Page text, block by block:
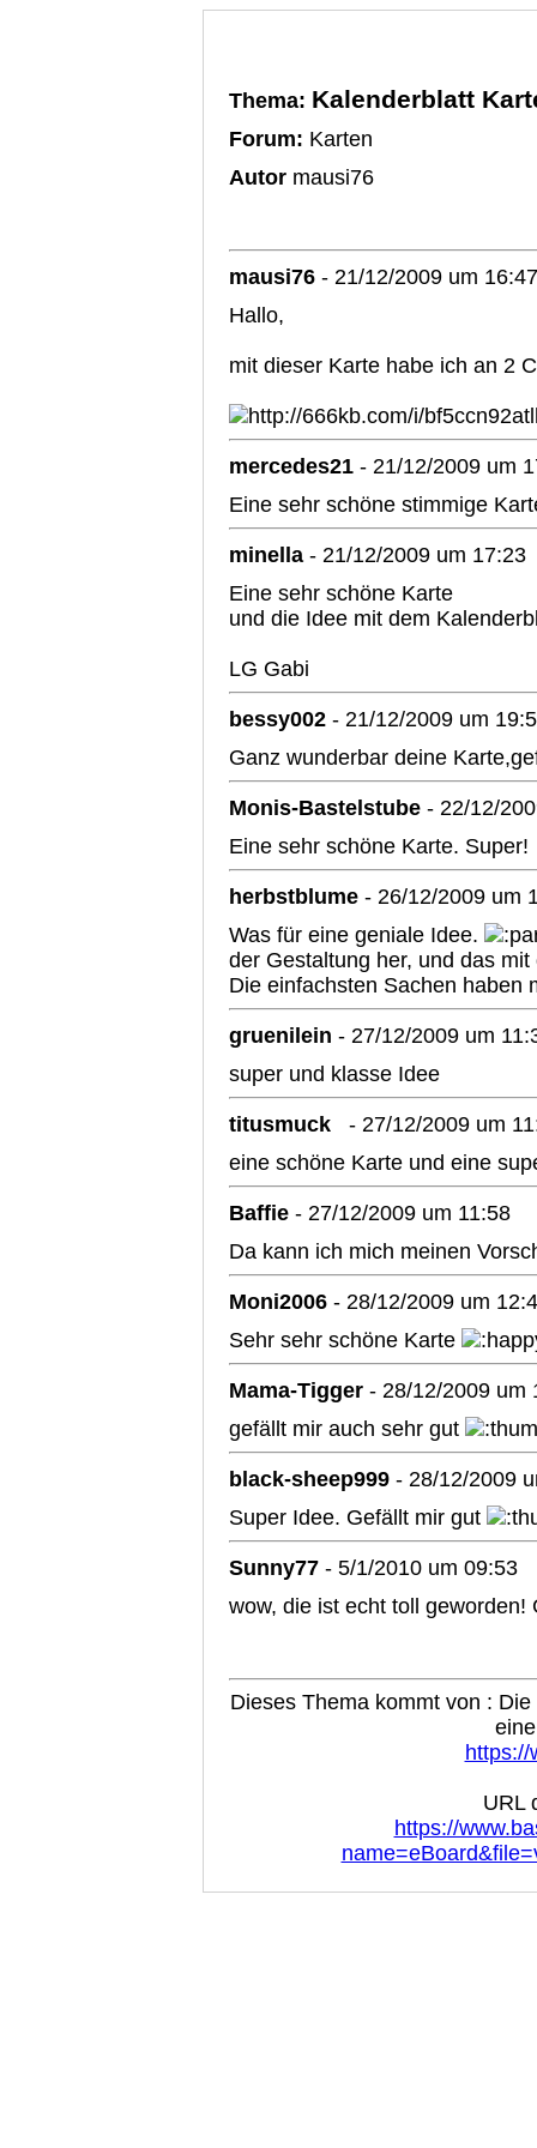
Thema: Kalenderblatt
Forum: Karten
Autor mausi76
mausi76 - 21/12/2009 um 16:47
Hallo,
mit dieser Karte habe ich an 2
mercedes21 - 21/12/2009 um
Eine sehr schöne stimmige
minella - 21/12/2009 um 17:23
Eine sehr schöne Karte
und die Idee mit dem
LG Gabi
bessy002 - 21/12/2009 um
Ganz wunderbar deine
Monis-Bastelstube - 22/12/
Eine sehr schöne Karte. Super!
herbstblume - 26/12/2009 um
Was für eine geniale Idee.
der Gestaltung her, und das
Die einfachsten Sachen haben
gruenilein - 27/12/2009 um
super und klasse Idee
titusmuck
- 27/12/2009 um
eine schöne Karte und eine
Baffie - 27/12/2009 um 11:58
Da kann ich mich meinen
Moni2006 - 28/12/2009 um
Sehr sehr schöne Karte
Mama-Tigger - 28/12/2009 um
gefällt mir auch sehr gut
black-sheep999 - 28/12/2009
Super Idee. Gefällt mir gut
Sunny77 - 5/1/2010 um 09:53
wow, die ist echt toll geworden!
Dieses Thema kommt von :
https://
URL
https://